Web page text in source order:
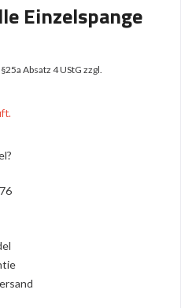
Einzelspange
Absatz 4 UStG zzgl.